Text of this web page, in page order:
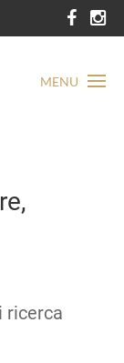
MENU
ricerca